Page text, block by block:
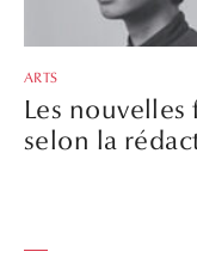
ARTS
Les
selon la